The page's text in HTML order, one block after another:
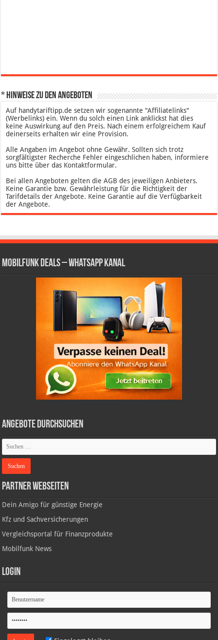
* Hinweise zu den Angeboten
Auf handytariftipp.de setzen wir sogenannte "Affiliatelinks"
(Werbelinks) ein. Wenn du solch einen Link anklickst hat dies
keine Auswirkung auf den Preis. Nach einem erfolgreichem Kauf
deinerseits erhalten wir eine Provision.
Alle Angaben im Angebot ohne Gewähr. Sollten sich trotz
sorgfältigster Recherche Fehler eingeschlichen haben, informiere
uns bitte über das Kontaktformular.
Bei allen Angeboten gelten die AGB des jeweiligen Anbieters.
Keine Garantie bzw. Gewährleistung für die Richtigkeit der
Tarifdetails der Angebote. Keine Garantie auf die Verfügbarkeit
der Angebote.
Mobilfunk Deals – WhatsApp Kanal
Angebote durchsuchen
Partner Webseiten
Dein Amigo für günstige Energie
Kfz und Sachversicherungen
Vergleichsportal für Finanzprodukte
Mobilfunk News
Login